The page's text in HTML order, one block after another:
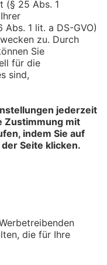
sich aufmerksam.